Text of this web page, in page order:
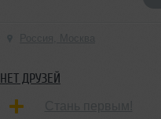
НЕТ ДРУЗЕЙ